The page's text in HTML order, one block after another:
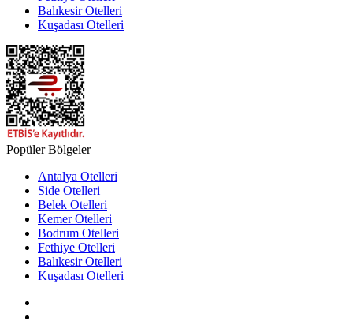
Balıkesir Otelleri
Kuşadası Otelleri
Popüler Bölgeler
Antalya Otelleri
Side Otelleri
Belek Otelleri
Kemer Otelleri
Bodrum Otelleri
Fethiye Otelleri
Balıkesir Otelleri
Kuşadası Otelleri